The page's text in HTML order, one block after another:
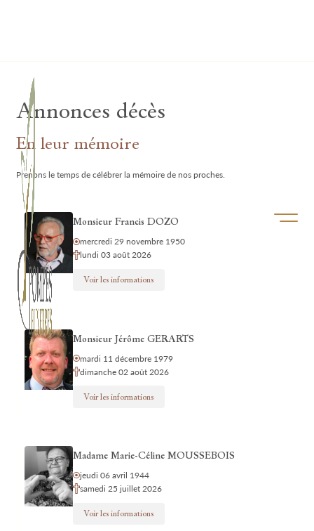
Ouvrir/
Annonces décès
En leur mémoire
Prenons le temps de célébrer la mémoire de nos proches.
Monsieur Francis DOZO
mercredi 29 novembre 1950
lundi 03 août 2026
Voir les informations
Monsieur Jérôme GERARTS
mardi 11 décembre 1979
dimanche 02 août 2026
Voir les informations
Madame Marie-Céline MOUSSEBOIS
jeudi 06 avril 1944
samedi 25 juillet 2026
Voir les informations